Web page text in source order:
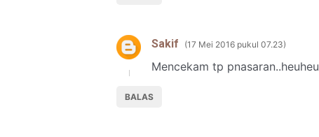
Sakif 17 Mei 2016 pukul 07.23
Mencekam tp pnasaran..heuheu
BALAS